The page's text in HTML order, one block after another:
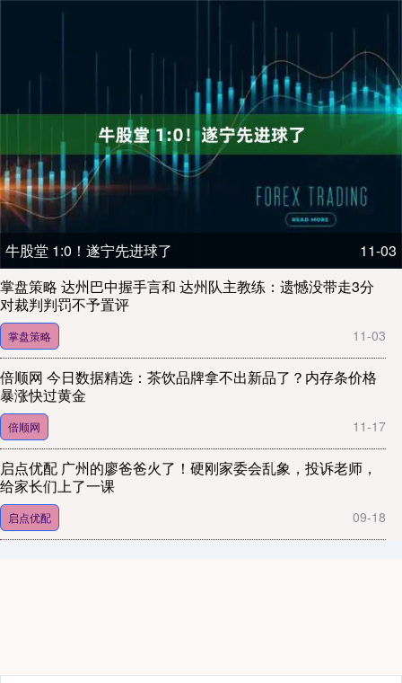
牛股堂 1:0！遂宁先进球了
11-03
掌盘策略 达州巴中握手言和 达州队主教练：遗憾没带走3分
对裁判判罚不予置评
掌盘策略 11-03
倍顺网 今日数据精选：茶饮品牌拿不出新品了？内存条价格
暴涨快过黄金
倍顺网 11-17
启点优配 广州的廖爸爸火了！硬刚家委会乱象，投诉老师，
给家长们上了一课
启点优配 09-18